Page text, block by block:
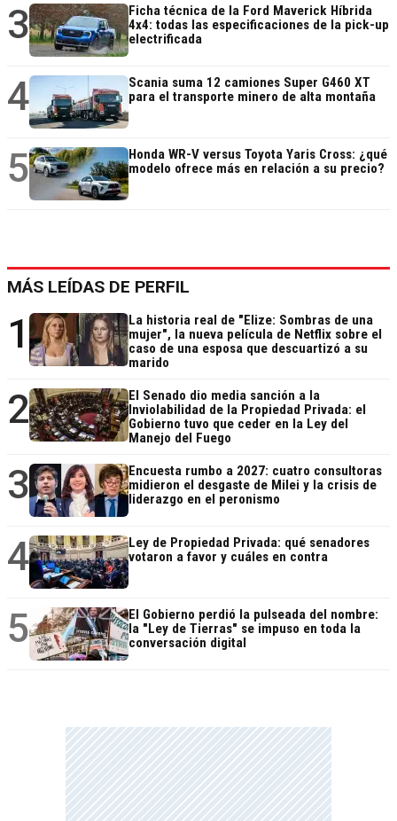
3
Ficha técnica de la Ford Maverick Híbrida
4x4: todas las especificaciones de la pick-up
electrificada
4
Scania suma 12 camiones Super G460 XT
para el transporte minero de alta montaña
5
Honda WR-V versus Toyota Yaris Cross: ¿qué
modelo ofrece más en relación a su precio?
MÁS LEÍDAS DE PERFIL
1
La historia real de "Elize: Sombras de una
mujer", la nueva película de Netflix sobre el
caso de una esposa que descuartizó a su
marido
2
El Senado dio media sanción a la
Inviolabilidad de la Propiedad Privada: el
Gobierno tuvo que ceder en la Ley del
Manejo del Fuego
3
Encuesta rumbo a 2027: cuatro consultoras
midieron el desgaste de Milei y la crisis de
liderazgo en el peronismo
4
Ley de Propiedad Privada: qué senadores
votaron a favor y cuáles en contra
5
El Gobierno perdió la pulseada del nombre:
la "Ley de Tierras" se impuso en toda la
conversación digital